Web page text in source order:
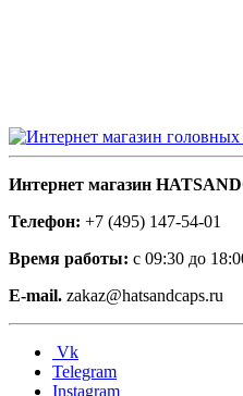
Интернет магазин
Телефон: +7 (495) 147-54-01
Время работы: с 09:30 до
E-mail. zakaz@hatsandcaps.ru
Vk
Telegram
Instagram